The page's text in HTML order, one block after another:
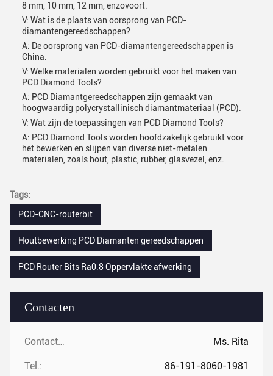
Contacten
Contacten: Ms. Rita
Tel.: 86-191-8060-1981
8 mm, 10 mm, 12 mm, enzovoort.
V: Wat is de plaats van oorsprong van PCD-
diamantengereedschappen?
A: De oorsprong van PCD-diamantengereedschappen is
China.
V: Welke materialen worden gebruikt voor het maken van
PCD Diamond Tools?
A: PCD Diamantgereedschappen zijn gemaakt van
hoogwaardig polycrystallinisch diamantmateriaal (PCD).
V: Wat zijn de toepassingen van PCD Diamond Tools?
A: PCD Diamond Tools worden hoofdzakelijk gebruikt voor
het bewerken en slijpen van diverse niet-metalen
materialen, zoals hout, plastic, rubber, glasvezel, enz.
Tags:
PCD-CNC-routerbit
Houtbewerking PCD Diamanten gereedschappen
PCD Router Bits Ra0.8 Oppervlakte afwerking